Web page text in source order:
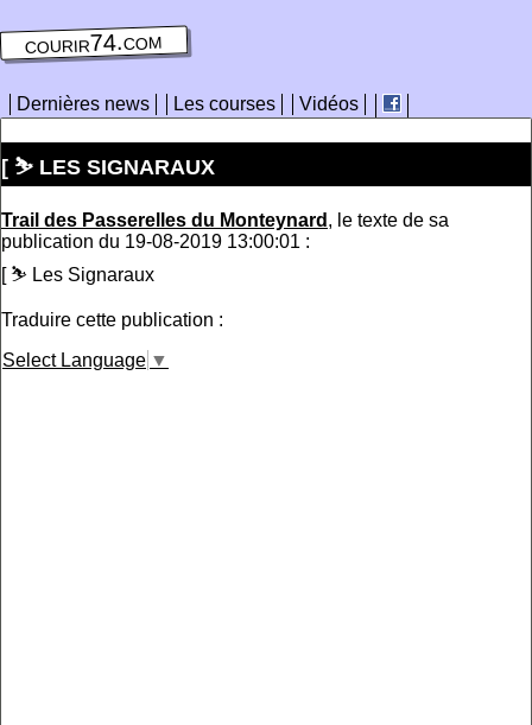
courir74.com
Dernières news Les courses Vidéos
[ ⛷ LES SIGNARAUX
Trail des Passerelles du Monteynard , le texte de sa
publication du 19-08-2019 13:00:01 :
[ ⛷ Les Signaraux
Traduire cette publication :
Select Language ▼